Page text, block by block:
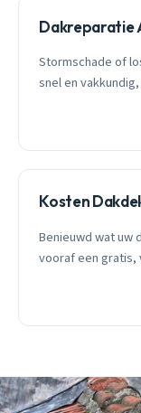
Dakreparatie
Stormschade of
snel en
Kosten
Benieuwd wat uw
vooraf een